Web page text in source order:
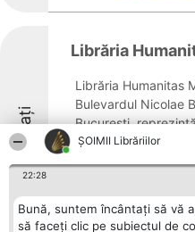
ȘOIMII Librăriilor
22:28
Bună, suntem încântați să vă
să faceți clic pe subiectul de
Laureați
Librăria
Librăria Humanitas
Bulevardul Nicolae
București,
cadrul scenei
regăsesc ...